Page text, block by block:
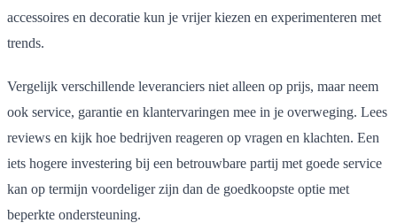
accessoires en decoratie kun je vrijer kiezen en experimenteren met
trends.
Vergelijk verschillende leveranciers niet alleen op prijs, maar neem
ook service, garantie en klantervaringen mee in je overweging. Lees
reviews en kijk hoe bedrijven reageren op vragen en klachten. Een
iets hogere investering bij een betrouwbare partij met goede service
kan op termijn voordeliger zijn dan de goedkoopste optie met
beperkte ondersteuning.